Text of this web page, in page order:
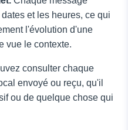
et les heures, ce qui
l'évolution d'une
vue le contexte.
consulter chaque
envoyé ou reçu, qu'il
ou de quelque chose qui